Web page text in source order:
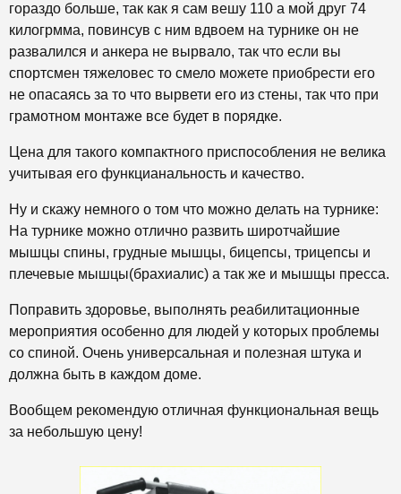
гораздо больше, так как я сам вешу 110 а мой друг 74
килогрмма, повинсув с ним вдвоем на турнике он не
развалился и анкера не вырвало, так что если вы
спортсмен тяжеловес то смело можете приобрести его
не опасаясь за то что вырвети его из стены, так что при
грамотном монтаже все будет в порядке.
Цена для такого компактного приспособления не велика
учитывая его функцианальность и качество.
Ну и скажу немного о том что можно делать на турнике:
На турнике можно отлично развить широтчайшие
мышцы спины, грудные мышцы, бицепсы, трицепсы и
плечевые мышцы(брахиалис) а так же и мышщы пресса.
Поправить здоровье, выполнять реабилитационные
мероприятия особенно для людей у которых проблемы
со спиной. Очень универсальная и полезная штука и
должна быть в каждом доме.
Вообщем рекомендую отличная функциональная вещь
за небольшую цену!